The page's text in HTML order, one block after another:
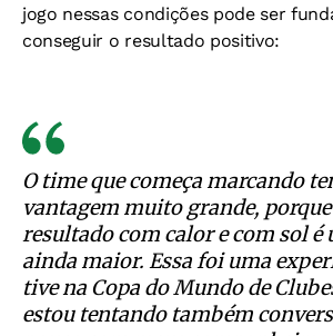
jogo nessas condições pode ser
conseguir o resultado positivo:
O time que começa marcando
vantagem muito grande,
resultado com calor e com sol é
ainda maior. Essa foi uma
tive na Copa do Mundo de
estou tentando também